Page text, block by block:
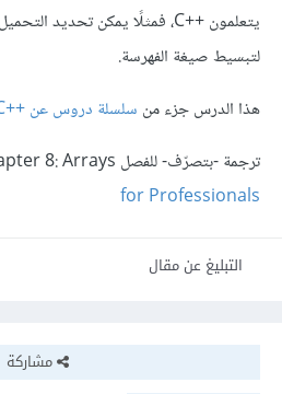
يتعلمون C++‎، فمثلًا يمكن تحديد التحميل الزائد لـ
لتبسيط صيغة الفهرسة.
هذا الدرس جزء من سلسلة دروس عن C++‎
ترجمة -بتصرّف- للفصل Chapter 8: Arrays من كتاب
for Professionals
التبليغ عن مقال
مشاركة